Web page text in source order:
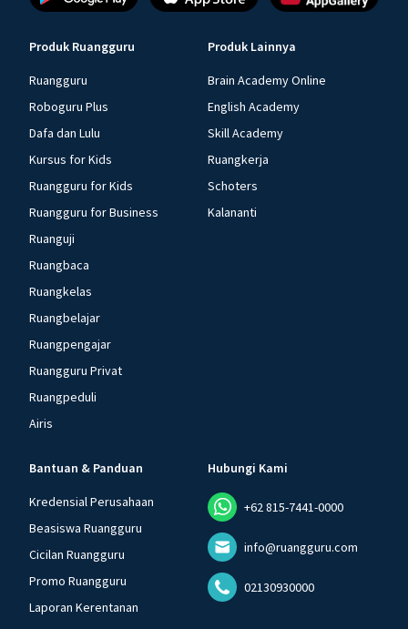
Produk Ruangguru
Ruangguru
Roboguru Plus
Dafa dan Lulu
Kursus for Kids
Ruangguru for Kids
Ruangguru for Business
Ruanguji
Ruangbaca
Ruangkelas
Ruangbelajar
Ruangpengajar
Ruangguru Privat
Ruangpeduli
Airis
Produk Lainnya
Brain Academy Online
English Academy
Skill Academy
Ruangkerja
Schoters
Kalananti
Bantuan & Panduan
Kredensial Perusahaan
Beasiswa Ruangguru
Cicilan Ruangguru
Promo Ruangguru
Laporan Kerentanan
Hubungi Kami
+62 815-7441-0000
info@ruangguru.com
02130930000